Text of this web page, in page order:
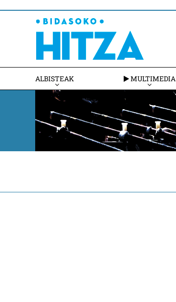
ALBISTEAK MULTIMEDIA